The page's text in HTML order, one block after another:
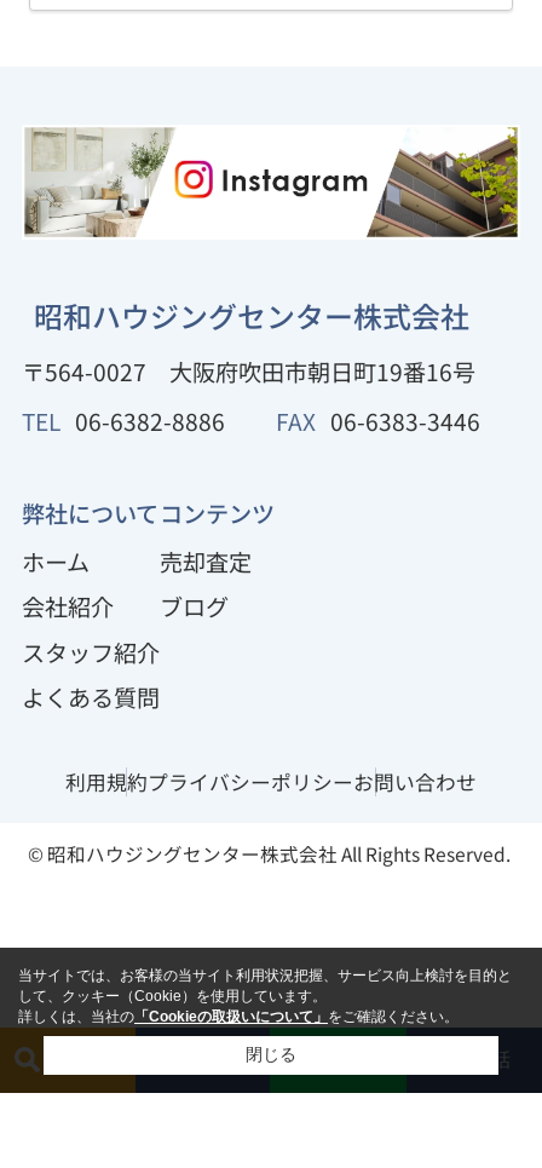
昭和ハウジングセンター株式会社
〒564-0027
大阪府吹田市朝日町19番16号
TEL 06-6382-8886 FAX 06-6383-3446
弊社について
ホーム
会社紹介
スタッフ紹介
よくある質問
コンテンツ
売却査定
ブログ
利用規約プライバシーポリシーお問い合わせ
© 昭和ハウジングセンター株式会社 All Rights Reserved.
相談する 電話
当サイトでは、お客様の当サイト利用状況把握、サービス向上検討を目的と
して、クッキー（Cookie）を使用しています。
詳しくは、当社の 「Cookieの取扱いについて」 をご確認ください。
閉じる